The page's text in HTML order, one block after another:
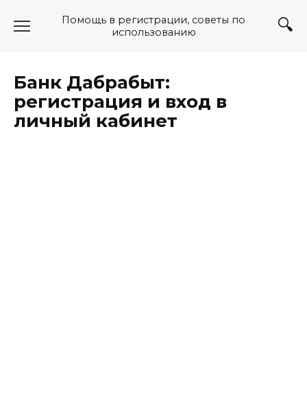
Помощь в регистрации, советы по
использованию
Банк Дабрабыт:
регистрация и вход в
личный кабинет